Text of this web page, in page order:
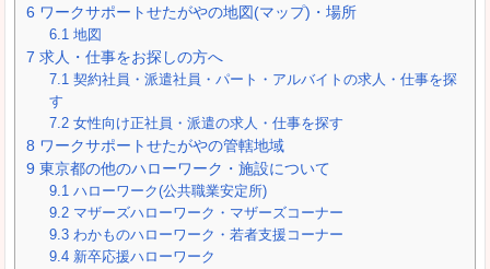
6 ワークサポートせたがやの地図(マップ)・場所
6.1 地図
7 求人・仕事をお探しの方へ
7.1 契約社員・派遣社員・パート・アルバイトの求人・仕事を探
す
7.2 女性向け正社員・派遣の求人・仕事を探す
8 ワークサポートせたがやの管轄地域
9 東京都の他のハローワーク・施設について
9.1 ハローワーク(公共職業安定所)
9.2 マザーズハローワーク・マザーズコーナー
9.3 わかものハローワーク・若者支援コーナー
9.4 新卒応援ハローワーク